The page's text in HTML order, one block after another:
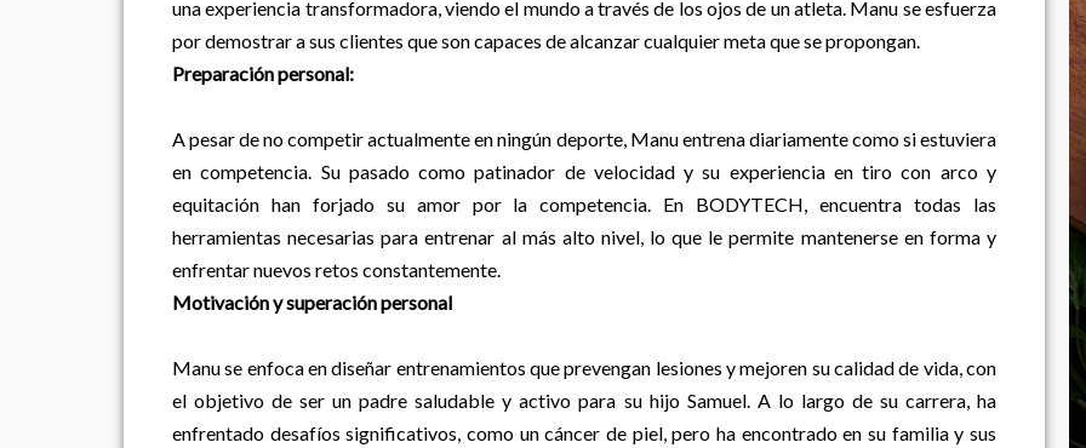
una experiencia transformadora, viendo el mundo a través de los ojos de un atleta. Manu se esfuerza
por demostrar a sus clientes que son capaces de alcanzar cualquier meta que se propongan.
Preparación personal:
A pesar de no competir actualmente en ningún deporte, Manu entrena diariamente como si estuviera
en competencia. Su pasado como patinador de velocidad y su experiencia en tiro con arco y
equitación han forjado su amor por la competencia. En BODYTECH, encuentra todas las
herramientas necesarias para entrenar al más alto nivel, lo que le permite mantenerse en forma y
enfrentar nuevos retos constantemente.
Motivación y superación personal
Manu se enfoca en diseñar entrenamientos que prevengan lesiones y mejoren su calidad de vida, con
el objetivo de ser un padre saludable y activo para su hijo Samuel. A lo largo de su carrera, ha
enfrentado desafíos significativos, como un cáncer de piel, pero ha encontrado en su familia y sus